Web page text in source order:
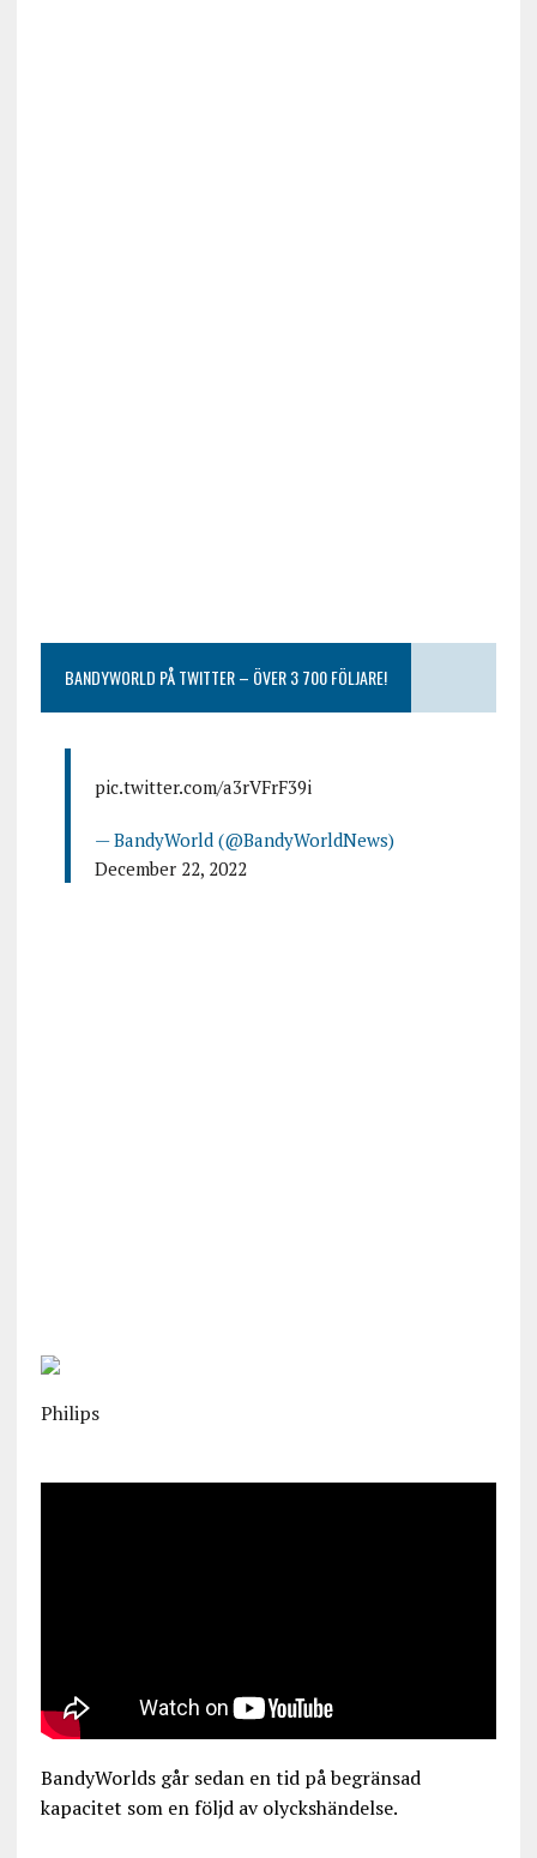
BANDYWORLD PÅ TWITTER – ÖVER 3 700 FÖLJARE!
pic.twitter.com/a3rVFrF39i
— BandyWorld (@BandyWorldNews)
December 22, 2022
Philips
BandyWorlds går sedan en tid på begränsad
kapacitet som en följd av olyckshändelse.